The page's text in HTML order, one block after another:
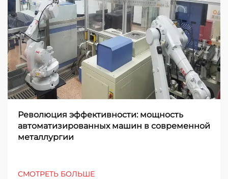
Революция эффективности: мощность
автоматизированных машин в современной
металлургии
СМОТРЕТЬ БОЛЬШЕ